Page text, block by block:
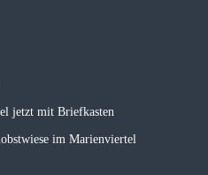
jetzt mit Briefkasten
im Marienviertel